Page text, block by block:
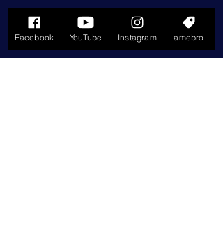
Facebook YouTube Instagram amebro